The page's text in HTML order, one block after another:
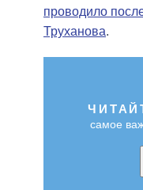
проводило
Труханова.
самое